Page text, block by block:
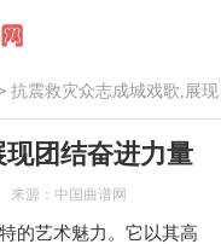
抗震救灾众志成城戏歌,展现
团结奋进力量
来源：中国曲谱网
的艺术魅力。它以其高